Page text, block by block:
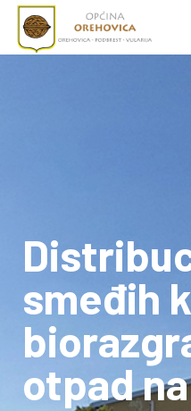
smeđih
otpad